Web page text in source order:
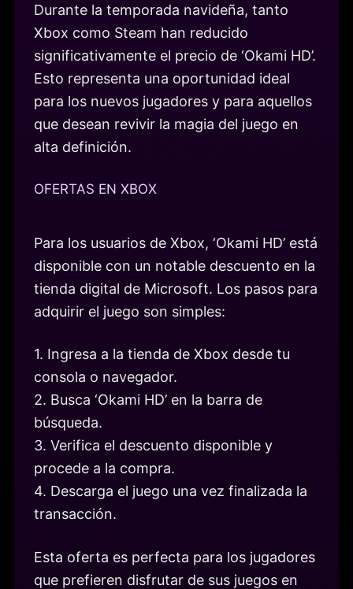
Durante la temporada navideña, tanto
Xbox como Steam han reducido
significativamente el precio de ‘Okami HD’.
Esto representa una oportunidad ideal
para los nuevos jugadores y para aquellos
que desean revivir la magia del juego en
alta definición.
OFERTAS EN XBOX
Para los usuarios de Xbox, ‘Okami HD’ está
disponible con un notable descuento en la
tienda digital de Microsoft. Los pasos para
adquirir el juego son simples:
1. Ingresa a la tienda de Xbox desde tu
consola o navegador.
2. Busca ‘Okami HD’ en la barra de
búsqueda.
3. Verifica el descuento disponible y
procede a la compra.
4. Descarga el juego una vez finalizada la
transacción.
Esta oferta es perfecta para los jugadores
que prefieren disfrutar de sus juegos en